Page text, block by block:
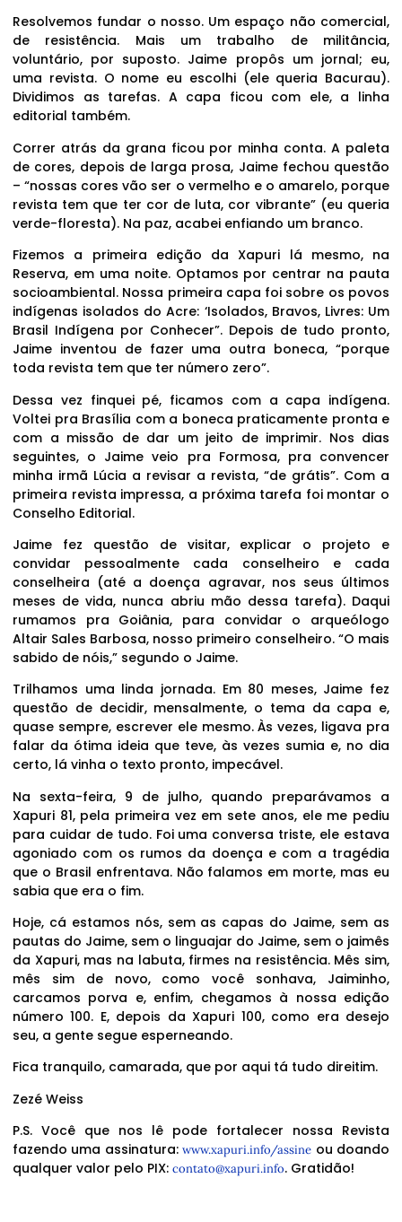
Resolvemos fundar o nosso. Um espaço não comercial,
de resistência. Mais um trabalho de militância,
voluntário, por suposto. Jaime propôs um jornal; eu,
uma revista. O nome eu escolhi (ele queria Bacurau).
Dividimos as tarefas. A capa ficou com ele, a linha
editorial também.
Correr atrás da grana ficou por minha conta. A paleta
de cores, depois de larga prosa, Jaime fechou questão
– “nossas cores vão ser o vermelho e o amarelo, porque
revista tem que ter cor de luta, cor vibrante” (eu queria
verde-floresta). Na paz, acabei enfiando um branco.
Fizemos a primeira edição da Xapuri lá mesmo, na
Reserva, em uma noite. Optamos por centrar na pauta
socioambiental. Nossa primeira capa foi sobre os povos
indígenas isolados do Acre: ‘Isolados, Bravos, Livres: Um
Brasil Indígena por Conhecer”. Depois de tudo pronto,
Jaime inventou de fazer uma outra boneca, “porque
toda revista tem que ter número zero”.
Dessa vez finquei pé, ficamos com a capa indígena.
Voltei pra Brasília com a boneca praticamente pronta e
com a missão de dar um jeito de imprimir. Nos dias
seguintes, o Jaime veio pra Formosa, pra convencer
minha irmã Lúcia a revisar a revista, “de grátis”. Com a
primeira revista impressa, a próxima tarefa foi montar o
Conselho Editorial.
Jaime fez questão de visitar, explicar o projeto e
convidar pessoalmente cada conselheiro e cada
conselheira (até a doença agravar, nos seus últimos
meses de vida, nunca abriu mão dessa tarefa). Daqui
rumamos pra Goiânia, para convidar o arqueólogo
Altair Sales Barbosa, nosso primeiro conselheiro. “O mais
sabido de nóis,” segundo o Jaime.
Trilhamos uma linda jornada. Em 80 meses, Jaime fez
questão de decidir, mensalmente, o tema da capa e,
quase sempre, escrever ele mesmo. Às vezes, ligava pra
falar da ótima ideia que teve, às vezes sumia e, no dia
certo, lá vinha o texto pronto, impecável.
Na sexta-feira, 9 de julho, quando preparávamos a
Xapuri 81, pela primeira vez em sete anos, ele me pediu
para cuidar de tudo. Foi uma conversa triste, ele estava
agoniado com os rumos da doença e com a tragédia
que o Brasil enfrentava. Não falamos em morte, mas eu
sabia que era o fim.
Hoje, cá estamos nós, sem as capas do Jaime, sem as
pautas do Jaime, sem o linguajar do Jaime, sem o jaimês
da Xapuri, mas na labuta, firmes na resistência. Mês sim,
mês sim de novo, como você sonhava, Jaiminho,
carcamos porva e, enfim, chegamos à nossa edição
número 100. E, depois da Xapuri 100, como era desejo
seu, a gente segue esperneando.
Fica tranquilo, camarada, que por aqui tá tudo direitim.
Zezé Weiss
P.S. Você que nos lê pode fortalecer nossa Revista
fazendo uma assinatura:www.xapuri.info/assine ou doando
qualquer valor pelo PIX: contato@xapuri.info. Gratidão!